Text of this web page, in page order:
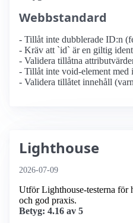
Webbstandard
- Tillåt inte dubblerade ID:n
- Kräv att `id` är en giltig
- Validera tillåtna
- Tillåt inte void-element med
- Validera tillåtet innehåll
Lighthouse
2026-07-09
Utför Lighthouse-testerna för
och god praxis.
Betyg: 4.16 av 5